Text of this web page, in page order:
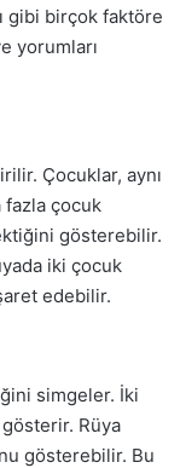
gibi birçok faktöre
yorumları
Çocuklar, aynı
fazla çocuk
gösterebilir.
iki çocuk
edebilir.
simgeler. İki
Rüya
gösterebilir. Bu